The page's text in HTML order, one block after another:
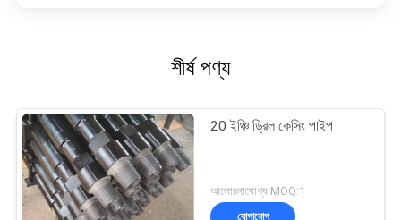
শীর্ষ পণ্য
20 ইঞ্চি ড্রিল কেসিং পাইপ
আলোচনাযোগ্য MOQ:1
যোগাযোগ